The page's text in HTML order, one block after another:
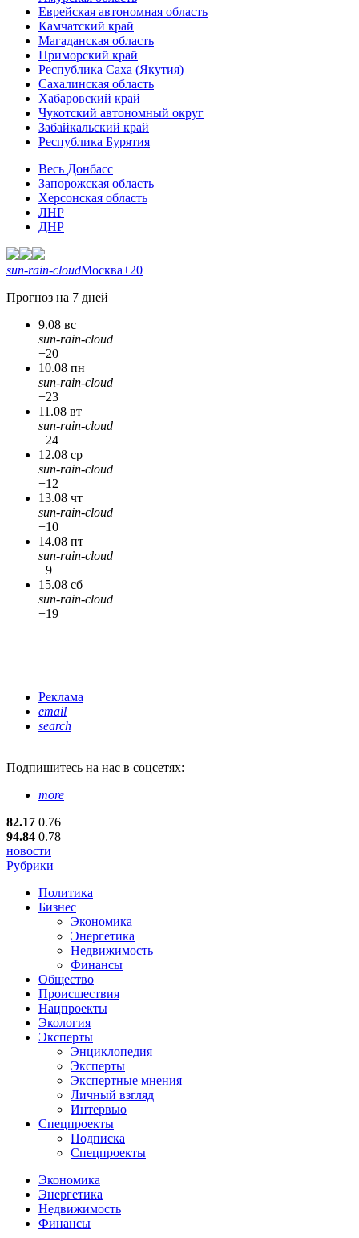
Еврейская автономная область
Камчатский край
Магаданская область
Приморский край
Республика Саха (Якутия)
Сахалинская область
Хабаровский край
Чукотский автономный округ
Забайкальский край
Республика Бурятия
Весь Донбасс
Запорожская область
Херсонская область
ЛНР
ДНР
sun-rain-cloudМосква+20
Прогноз на 7 дней
9.08 вс
sun-rain-cloud
+20
10.08 пн
sun-rain-cloud
+23
11.08 вт
sun-rain-cloud
+24
12.08 ср
sun-rain-cloud
+12
13.08 чт
sun-rain-cloud
+10
14.08 пт
sun-rain-cloud
+9
15.08 сб
sun-rain-cloud
+19
Реклама
email
search
Подпишитесь на нас в соцсетях:
more
82.17 0.76
94.84 0.78
новости
Рубрики
Политика
Бизнес
Экономика
Энергетика
Недвижимость
Финансы
Общество
Происшествия
Нацпроекты
Экология
Эксперты
Энциклопедия
Эксперты
Экспертные мнения
Личный взгляд
Интервью
Спецпроекты
Подписка
Спецпроекты
Экономика
Энергетика
Недвижимость
Финансы